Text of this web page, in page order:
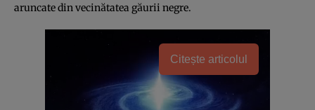
aruncate din vecinătatea găurii negre.
Citește articolul